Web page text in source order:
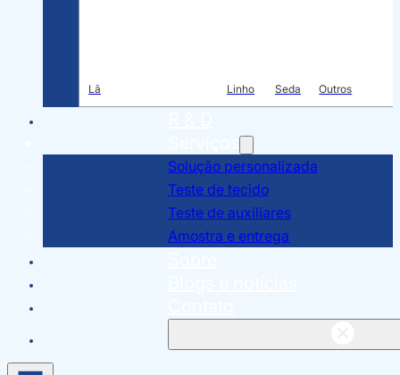
Lã Linho Seda Outros
Solução personalizada
Teste de tecido
Teste de auxiliares
Amostra e entrega